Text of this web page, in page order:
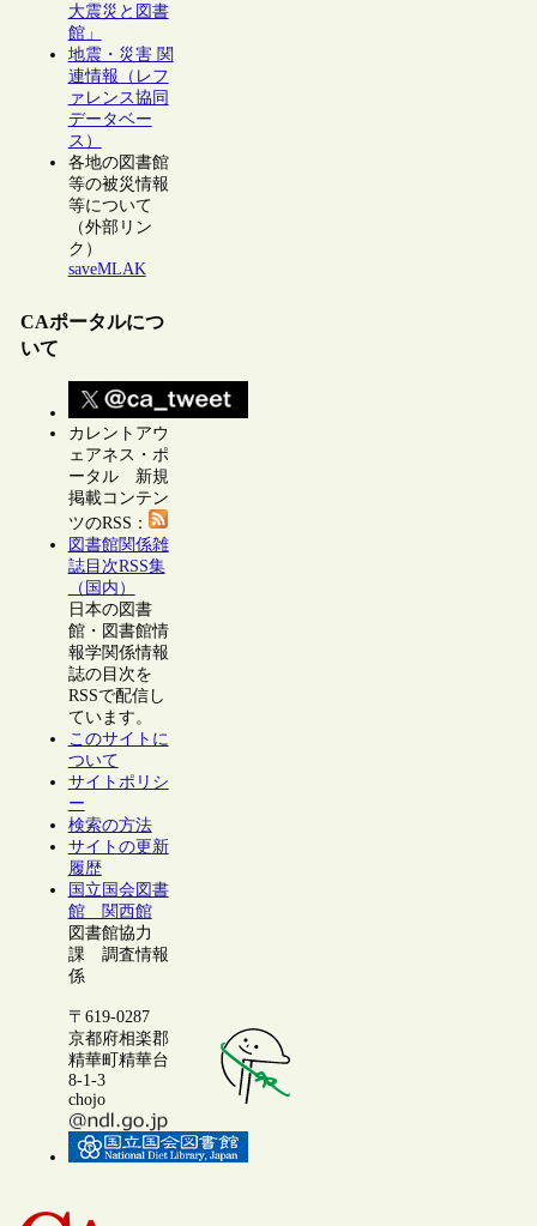
大震災と図書
館」
地震・災害 関
連情報（レフ
ァレンス協同
データベー
ス）
各地の図書館
等の被災情報
等について
（外部リン
ク）
saveMLAK
CAポータルにつ
いて
カレントアウ
ェアネス・ポ
ータル 新規
掲載コンテン
ツのRSS：
図書館関係雑
誌目次RSS集
（国内）
日本の図書
館・図書館情
報学関係情報
誌の目次を
RSSで配信し
ています。
このサイトに
ついて
サイトポリシ
ー
検索の方法
サイトの更新
履歴
国立国会図書
館 関西館
図書館協力
課 調査情報
係
〒619-0287
京都府相楽郡
精華町精華台
8-1-3
chojo